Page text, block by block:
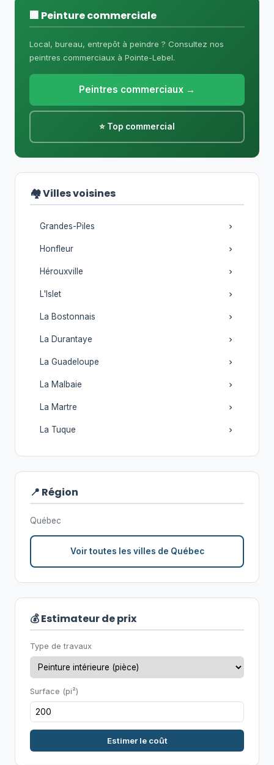
🏢 Peinture commerciale
Local, bureau, entrepôt à peindre ? Consultez nos
peintres commerciaux à Pointe-Lebel.
Peintres commerciaux →
⭐ Top commercial
🏘️ Villes voisines
Grandes-Piles
Honfleur
Hérouxville
L'Islet
La Bostonnais
La Durantaye
La Guadeloupe
La Malbaie
La Martre
La Tuque
📍 Région
Québec
Voir toutes les villes de Québec
💰 Estimateur de prix
Type de travaux
Surface (pi²)
Estimer le coût